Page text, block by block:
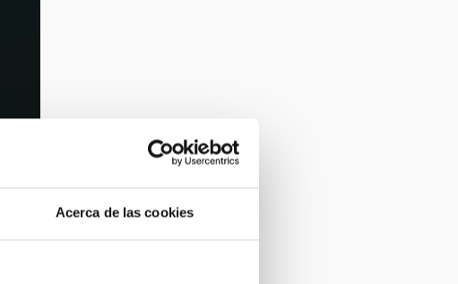
Acerca de las cookies